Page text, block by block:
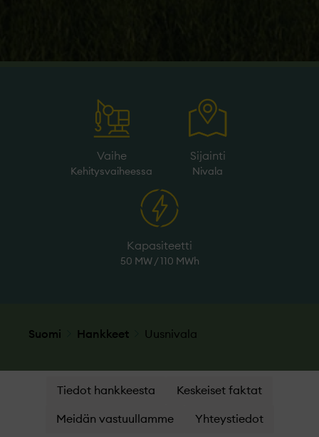
Vaihe
Kehitysvaiheessa
Sijainti
Nivala
Kapasiteetti
50 MW / 110 MWh
Suomi Hankkeet Uusnivala
Tiedot hankkeesta Keskeiset faktat
Meidän vastuullamme Yhteystiedot